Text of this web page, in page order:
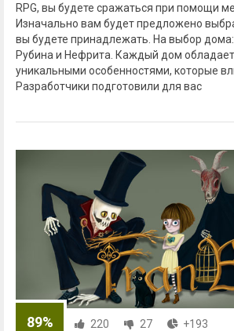
RPG, вы будете сражаться при помощи
Изначально вам будет предложено
вы будете принадлежать. На выбор
Рубина и Нефрита. Каждый дом
уникальными особенностями, которые
Разработчики подготовили для вас
89% 220 27 +193